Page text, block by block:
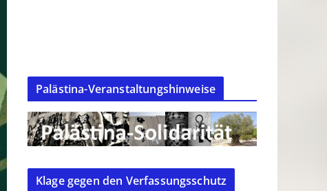
Palästina-Veranstaltungshinweise
Klage gegen den Verfassungsschutz